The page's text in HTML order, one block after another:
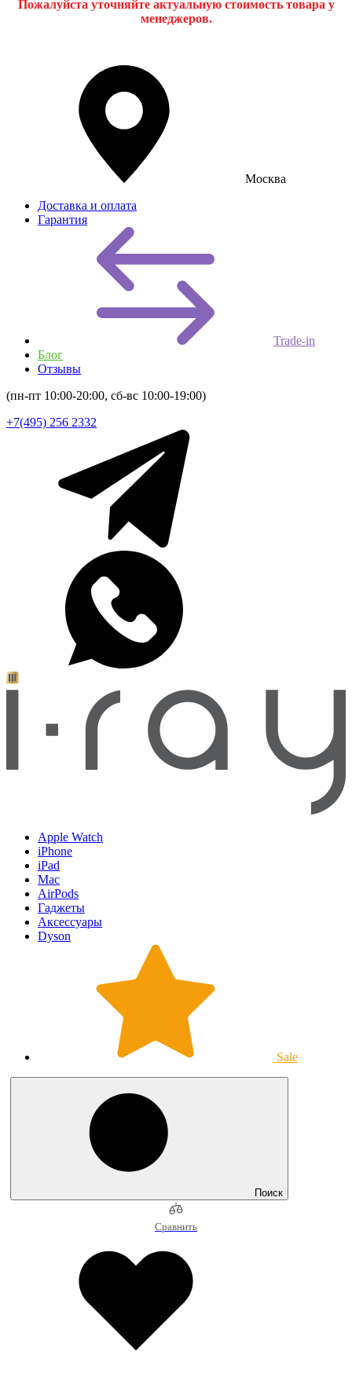
Пожалуйста уточняйте актуальную стоимость товара у
менеджеров.
Москва
Доставка и оплата
Гарантия
Trade-in
Блог
Отзывы
(пн-пт 10:00-20:00, сб-вс 10:00-19:00)
+7(495) 256 2332
Apple Watch
iPhone
iPad
Mac
AirPods
Гаджеты
Аксессуары
Dyson
Sale
Поиск
Сравнить